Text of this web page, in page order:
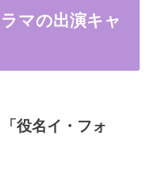
マの出演キャ
役名イ・フォ